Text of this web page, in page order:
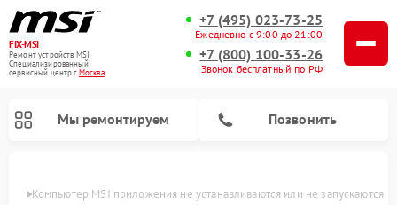
FIX-MSI
Ремонт устройств MSI
Специализированный
cервисный центр г.Москва
+7 (495) 023-73-25
Ежедневно с 9:00 до 21:00
+7 (800) 100-33-26
Звонок бесплатный по РФ
Мы ремонтируем Позвонить
Компьютер MSI приложения не устанавливаются или не запускаются